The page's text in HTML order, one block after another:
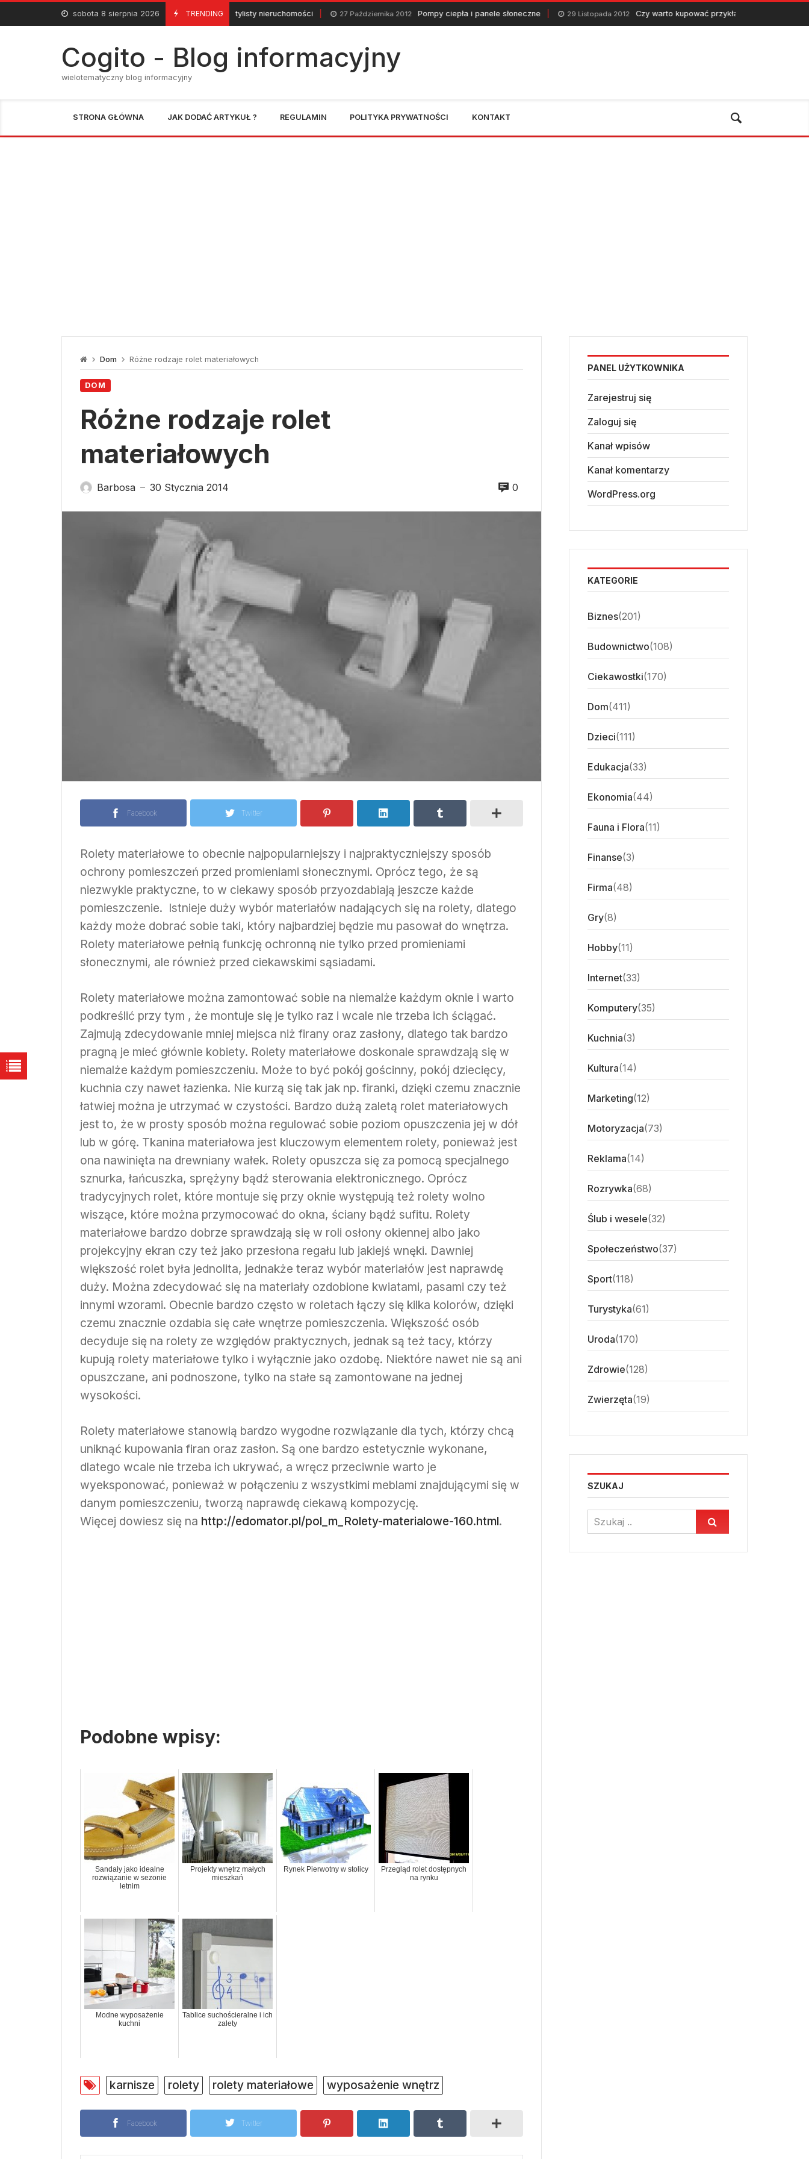
Skip
content
sobota 8 sierpnia 2026 TRENDING
27 Listopada 2012 Zawód stylisty nieruchomości 27 Października 2012 Pompy ciepła i panele słoneczne 29 Listopada 2012 Czy warto kupować przykładowe prace dyplomowe lub
Cogito - Blog informacyjny
wielotematyczny blog informacyjny
STRONA GŁÓWNA JAK DODAĆ ARTYKUŁ ? REGULAMIN POLITYKA PRYWATNOŚCI KONTAKT
Dom Różne rodzaje rolet materiałowych
DOM
Różne rodzaje rolet
materiałowych
Barbosa — 30 Stycznia 2014 0
Facebook Twitter
Rolety materiałowe to obecnie najpopularniejszy i najpraktyczniejszy sposób
ochrony pomieszczeń przed promieniami słonecznymi. Oprócz tego, że są
niezwykle praktyczne, to w ciekawy sposób przyozdabiają jeszcze każde
pomieszczenie. Istnieje duży wybór materiałów nadających się na rolety, dlatego
każdy może dobrać sobie taki, który najbardziej będzie mu pasował do wnętrza.
Rolety materiałowe pełnią funkcję ochronną nie tylko przed promieniami
słonecznymi, ale również przed ciekawskimi sąsiadami.
Rolety materiałowe można zamontować sobie na niemalże każdym oknie i warto
podkreślić przy tym , że montuje się je tylko raz i wcale nie trzeba ich ściągać.
Zajmują zdecydowanie mniej miejsca niż firany oraz zasłony, dlatego tak bardzo
pragną je mieć głównie kobiety. Rolety materiałowe doskonale sprawdzają się w
niemalże każdym pomieszczeniu. Może to być pokój gościnny, pokój dziecięcy,
kuchnia czy nawet łazienka. Nie kurzą się tak jak np. firanki, dzięki czemu znacznie
łatwiej można je utrzymać w czystości. Bardzo dużą zaletą rolet materiałowych
jest to, że w prosty sposób można regulować sobie poziom opuszczenia jej w dół
lub w górę. Tkanina materiałowa jest kluczowym elementem rolety, ponieważ jest
ona nawinięta na drewniany wałek. Rolety opuszcza się za pomocą specjalnego
sznurka, łańcuszka, sprężyny bądź sterowania elektronicznego. Oprócz
tradycyjnych rolet, które montuje się przy oknie występują też rolety wolno
wiszące, które można przymocować do okna, ściany bądź sufitu. Rolety
materiałowe bardzo dobrze sprawdzają się w roli osłony okiennej albo jako
projekcyjny ekran czy też jako przesłona regału lub jakiejś wnęki. Dawniej
większość rolet była jednolita, jednakże teraz wybór materiałów jest naprawdę
duży. Można zdecydować się na materiały ozdobione kwiatami, pasami czy też
innymi wzorami. Obecnie bardzo często w roletach łączy się kilka kolorów, dzięki
czemu znacznie ozdabia się całe wnętrze pomieszczenia. Większość osób
decyduje się na rolety ze względów praktycznych, jednak są też tacy, którzy
kupują rolety materiałowe tylko i wyłącznie jako ozdobę. Niektóre nawet nie są ani
opuszczane, ani podnoszone, tylko na stałe są zamontowane na jednej
wysokości.
Rolety materiałowe stanowią bardzo wygodne rozwiązanie dla tych, którzy chcą
uniknąć kupowania firan oraz zasłon. Są one bardzo estetycznie wykonane,
dlatego wcale nie trzeba ich ukrywać, a wręcz przeciwnie warto je
wyeksponować, ponieważ w połączeniu z wszystkimi meblami znajdującymi się w
danym pomieszczeniu, tworzą naprawdę ciekawą kompozycję.
Więcej dowiesz się na http://edomator.pl/pol_m_Rolety-materialowe-160.html.
Podobne wpisy:
Sandały jako idealne
rozwiązanie w sezonie
letnim
Projekty wnętrz małych
mieszkań
Rynek Pierwotny w stolicy
Przegląd rolet dostępnych
na rynku
Modne wyposażenie
kuchni
Tablice suchościeralne i ich
zalety
karnisze rolety rolety materiałowe wyposażenie wnętrz
Facebook Twitter
PANEL UŻYTKOWNIKA
Zarejestruj się
Zaloguj się
Kanał wpisów
Kanał komentarzy
WordPress.org
KATEGORIE
Biznes(201)
Budownictwo(108)
Ciekawostki(170)
Dom(411)
Dzieci(111)
Edukacja(33)
Ekonomia(44)
Fauna i Flora(11)
Finanse(3)
Firma(48)
Gry(8)
Hobby(11)
Internet(33)
Komputery(35)
Kuchnia(3)
Kultura(14)
Marketing(12)
Motoryzacja(73)
Reklama(14)
Rozrywka(68)
Ślub i wesele(32)
Społeczeństwo(37)
Sport(118)
Turystyka(61)
Uroda(170)
Zdrowie(128)
Zwierzęta(19)
SZUKAJ